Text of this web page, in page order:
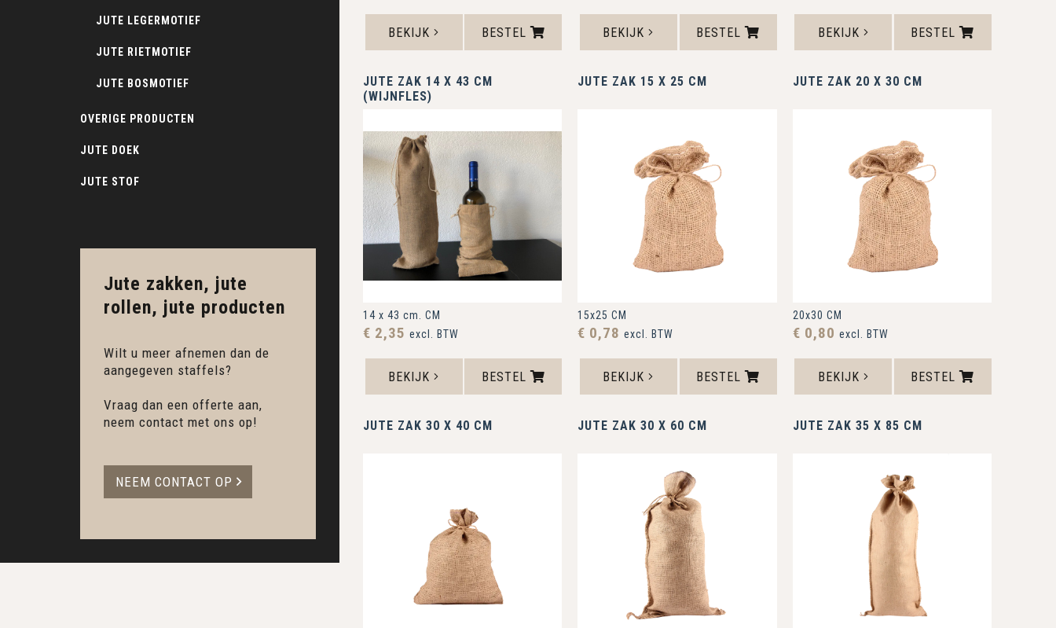
JUTE LEGERMOTIEF
JUTE RIETMOTIEF
JUTE BOSMOTIEF
OVERIGE PRODUCTEN
JUTE DOEK
JUTE STOF
Jute zakken, jute
rollen, jute producten
Wilt u meer afnemen dan de
aangegeven staffels?
Vraag dan een offerte aan,
neem contact met ons op!
NEEM CONTACT OP
BEKIJK BESTEL BEKIJK BESTEL BEKIJK BESTEL
JUTE ZAK 14 X 43 CM
(WIJNFLES)
14 x 43 cm. CM
€ 2,35 excl. BTW
BEKIJK BESTEL
JUTE ZAK 15 X 25 CM
15x25 CM
€ 0,78excl. BTW
BEKIJK BESTEL
JUTE ZAK 20 X 30 CM
20x30 CM
€ 0,80 excl. BTW
BEKIJK BESTEL
JUTE ZAK 30 X 40 CM JUTE ZAK 30 X 60 CM JUTE ZAK 35 X 85 CM